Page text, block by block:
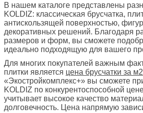
В нашем каталоге представлены
KOLDIZ: классическая брусчатка,
антискользящей поверхностью,
декоративных решений. Благодаря
размеров и форм, вы сможете
идеально подходящую для вашего
Для многих покупателей важным
плитки является цена брусчатки за м2
«Экостройкомплекс+» вы сможете
KOLDIZ по конкурентоспособной
учитывает высокое качество
долговечность. Цена напрямую